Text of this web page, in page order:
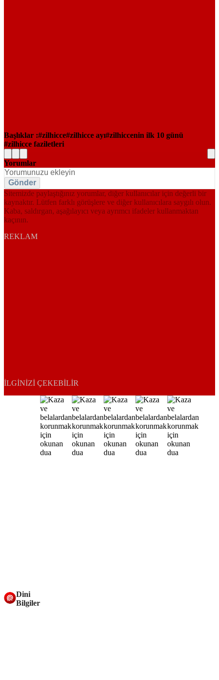
Başlıklar : zilhicce zilhicce ayı zilhiccenin ilk 10 günü
zilhicce faziletleri
Yorumlar
Gönder
Sitemizde paylaştığınız yorumlar, diğer kullanıcılar için değerli bir
kaynaktır. Lütfen farklı görüşlere ve diğer kullanıcılara saygılı olun.
Kaba, saldırgan, aşağılayıcı veya ayrımcı ifadeler kullanmaktan
kaçının.
REKLAM
İLGINIZI ÇEKEBILIR
Dini
Bilgiler